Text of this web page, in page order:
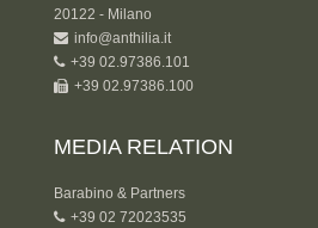
20122 - Milano
info@anthilia.it
+39 02.97386.101
+39 02.97386.100
MEDIA RELATION
Barabino & Partners
+39 02 72023535